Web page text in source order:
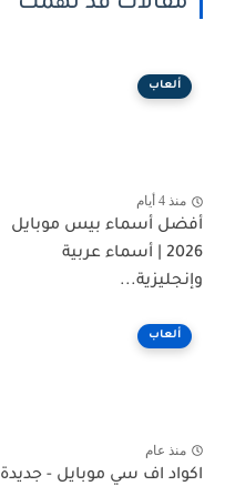
ألعاب
منذ 4 أيام
أفضل أسماء بيس موبايل
2026 | أسماء عربية
وإنجليزية...
ألعاب
منذ عام
اكواد اف سي موبايل - جديدة